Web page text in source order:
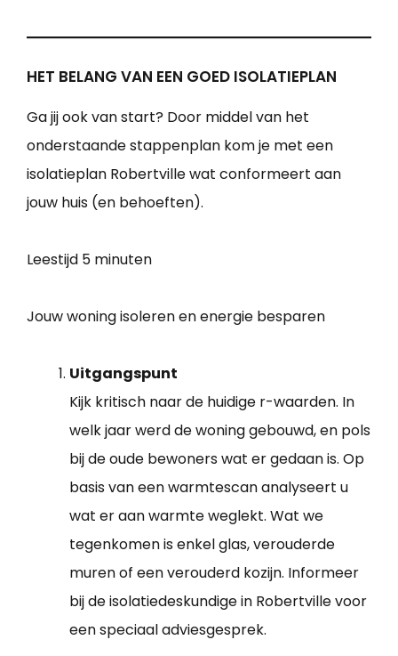
HET BELANG VAN EEN GOED ISOLATIEPLAN
Ga jij ook van start? Door middel van het
onderstaande stappenplan kom je met een
isolatieplan Robertville wat conformeert aan
jouw huis (en behoeften).
Leestijd 5 minuten
Jouw woning isoleren en energie besparen
Uitgangspunt
Kijk kritisch naar de huidige r-waarden. In
welk jaar werd de woning gebouwd, en pols
bij de oude bewoners wat er gedaan is. Op
basis van een warmtescan analyseert u
wat er aan warmte weglekt. Wat we
tegenkomen is enkel glas, verouderde
muren of een verouderd kozijn. Informeer
bij de isolatiedeskundige in Robertville voor
een speciaal adviesgesprek.